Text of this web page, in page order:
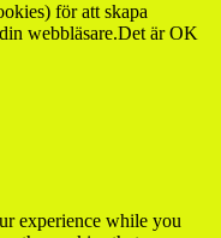
för att skapa
webbläsare.Det är OK
experience while you